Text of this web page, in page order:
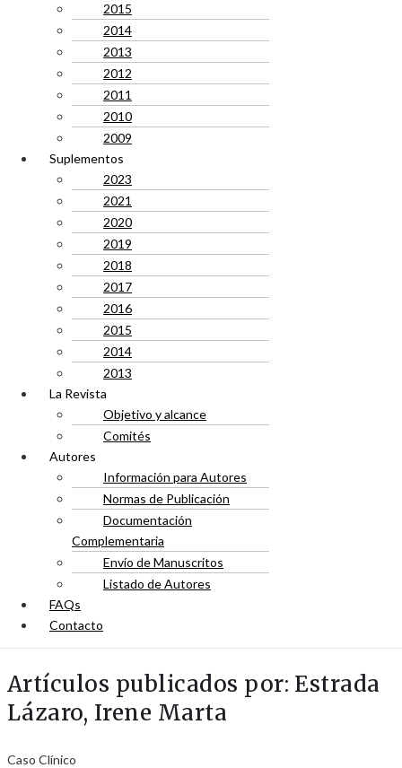
2015
2014
2013
2012
2011
2010
2009
Suplementos
2023
2021
2020
2019
2018
2017
2016
2015
2014
2013
La Revista
Objetivo y alcance
Comités
Autores
Información para Autores
Normas de Publicación
Documentación
Complementaria
Envío de Manuscritos
Listado de Autores
FAQs
Contacto
Artículos publicados por: Estrada
Lázaro, Irene Marta
Caso Clínico